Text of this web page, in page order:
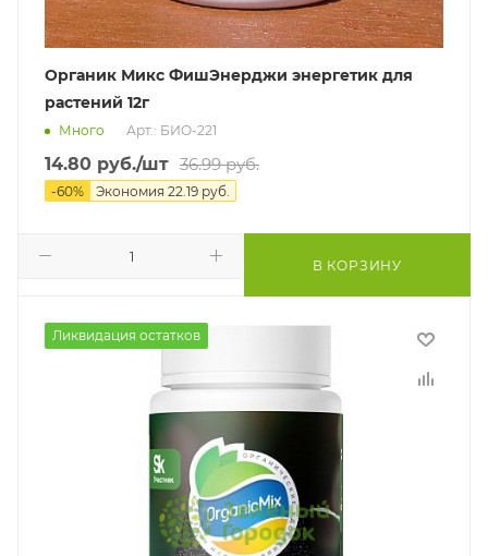
Органик Микс ФишЭнерджи энергетик для
растений 12г
Много Арт.: БИО-221
14.80 руб./шт 36.99руб.
-60% Экономия 22.19 руб.
В КОРЗИНУ
Ликвидация остатков